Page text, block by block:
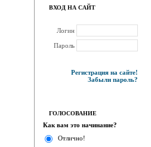
ВХОД НА САЙТ
Логин
Пароль
Регистрация на сайте!
Забыли пароль?
ГОЛОСОВАНИЕ
Как вам это начинание?
Отлично!